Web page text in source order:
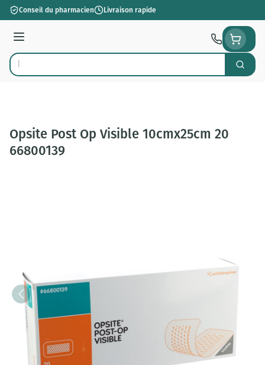
Aller au contenu
Conseil du pharmacien Livraison rapide
Menu
Rechercher
Opsite Post Op Visible 10cmx25cm 20
66800139